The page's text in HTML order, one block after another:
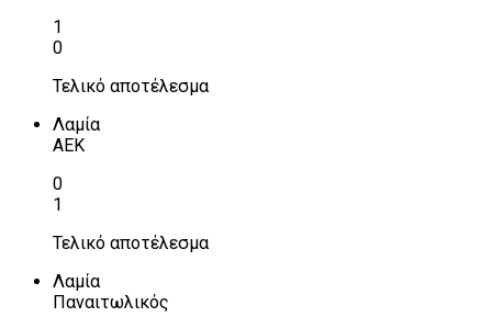
1
0
Τελικό αποτέλεσμα
Λαμία
ΑΕΚ
0
1
Τελικό αποτέλεσμα
Λαμία
Παναιτωλικός